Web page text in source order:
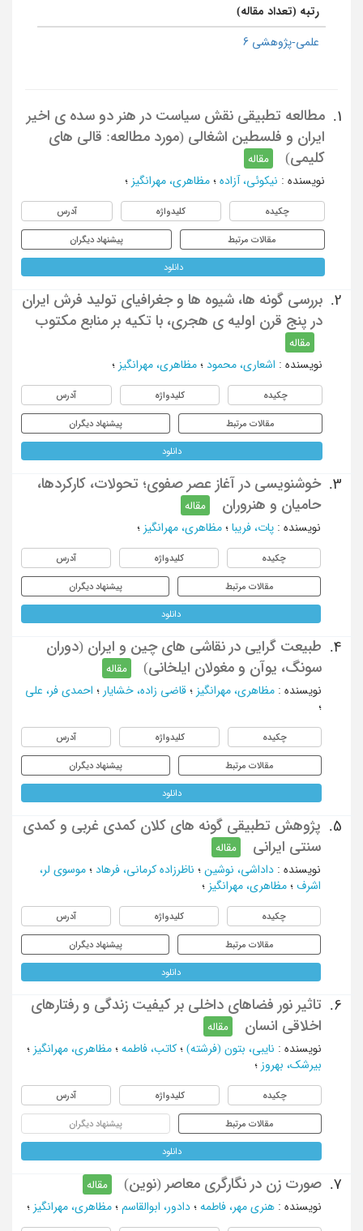
رتبه (تعداد مقاله)
علمی-پژوهشی 6
1.
مطالعه تطبیقی نقش سیاست در هنر دو سده ی اخیر
ایران و فلسطین اشغالی (مورد مطالعه: قالی های
کلیمی)
مقاله
نویسنده : نیکوئی، آزاده ؛ مظاهری، مهرانگیز ؛
چکیده کلیدواژه آدرس
مقالات مرتبط پیشنهاد دیگران
دانلود
2.
بررسی گونه ها، شیوه ها و جغرافیای تولید فرش ایران
در پنج قرن اولیه ی هجری، با تکیه بر منابع مکتوب
مقاله
نویسنده : اشعاری، محمود ؛ مظاهری، مهرانگیز ؛
چکیده کلیدواژه آدرس
مقالات مرتبط پیشنهاد دیگران
دانلود
3.
خوشنویسی در آغاز عصر صفوی؛ تحولات، کارکردها،
حامیان و هنروران
مقاله
نویسنده : پات، فریبا ؛ مظاهری، مهرانگیز ؛
چکیده کلیدواژه آدرس
مقالات مرتبط پیشنهاد دیگران
دانلود
4.
طبیعت گرایی در نقاشی های چین و ایران (دوران
سونگ، یوآن و مغولان ایلخانی)
مقاله
نویسنده : مظاهری، مهرانگیز ؛ قاضی زاده، خشایار ؛ احمدی فر، علی
؛
چکیده کلیدواژه آدرس
مقالات مرتبط پیشنهاد دیگران
دانلود
5.
پژوهش تطبیقی گونه های کلان کمدی غربی و کمدی
سنتی ایرانی
مقاله
نویسنده : داداشی، نوشین ؛ ناظرزاده کرمانی، فرهاد ؛ موسوی لر،
اشرف ؛ مظاهری، مهرانگیز ؛
چکیده کلیدواژه آدرس
مقالات مرتبط پیشنهاد دیگران
دانلود
6.
تاثیر نور فضاهای داخلی بر کیفیت زندگی و رفتارهای
اخلاقی انسان
مقاله
نویسنده : نایبی، بتون (فرشته) ؛ کاتب، فاطمه ؛ مظاهری، مهرانگیز ؛
بیرشک، بهروز ؛
چکیده کلیدواژه آدرس
مقالات مرتبط پیشنهاد دیگران
دانلود
7. صورت زن در نگارگری معاصر (نوین)
مقاله
نویسنده : هنری مهر، فاطمه ؛ دادور، ابوالقاسم ؛ مظاهری، مهرانگیز ؛